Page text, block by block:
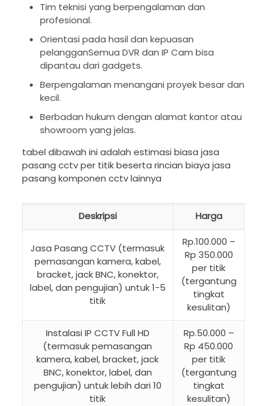
Tim teknisi yang berpengalaman dan
profesional.
Orientasi pada hasil dan kepuasan
pelangganSemua DVR dan IP Cam bisa
dipantau dari gadgets.
Berpengalaman menangani proyek besar dan
kecil.
Berbadan hukum dengan alamat kantor atau
showroom yang jelas.
tabel dibawah ini adalah estimasi biasa jasa
pasang cctv per titik beserta rincian biaya jasa
pasang komponen cctv lainnya
Deskripsi Harga
Jasa Pasang CCTV (termasuk
pemasangan kamera, kabel,
bracket, jack BNC, konektor,
label, dan pengujian) untuk 1-5
titik
Rp.100.000 –
Rp 350.000
per titik
(tergantung
tingkat
kesulitan)
Instalasi IP CCTV Full HD
(termasuk pemasangan
kamera, kabel, bracket, jack
BNC, konektor, label, dan
pengujian) untuk lebih dari 10
titik
Rp.50.000 –
Rp 450.000
per titik
(tergantung
tingkat
kesulitan)